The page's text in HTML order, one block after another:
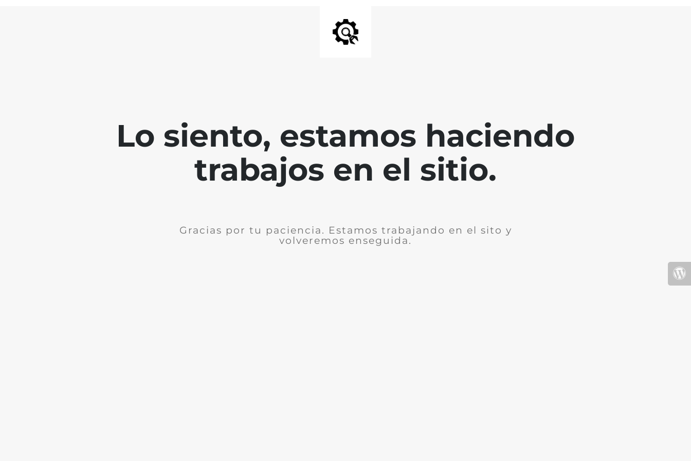
Lo siento, estamos haciendo
trabajos en el sitio.
Gracias por tu paciencia. Estamos trabajando en el sito y
volveremos enseguida.